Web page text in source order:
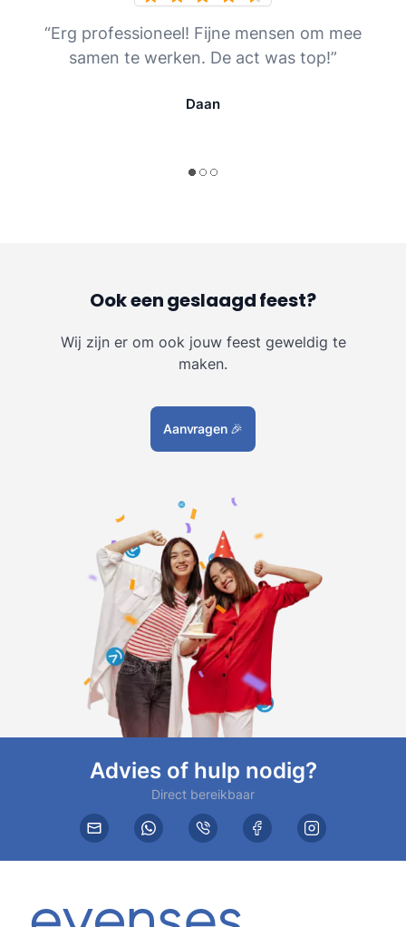
“Erg professioneel! Fijne mensen om mee
samen te werken. De act was top!”
Daan
Ook een geslaagd feest?
Wij zijn er om ook jouw feest geweldig te
maken.
Aanvragen 🎉
Advies of hulp nodig?
Direct bereikbaar